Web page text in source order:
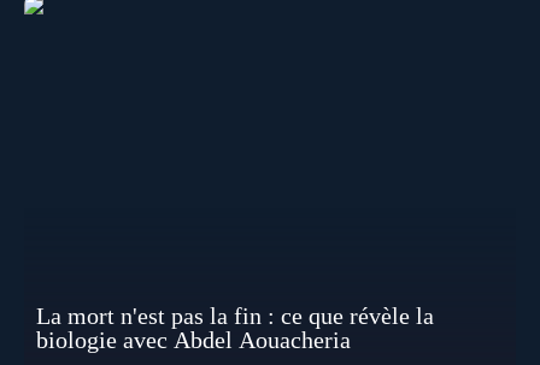
La mort n'est pas la fin : ce que révèle la
biologie avec Abdel Aouacheria